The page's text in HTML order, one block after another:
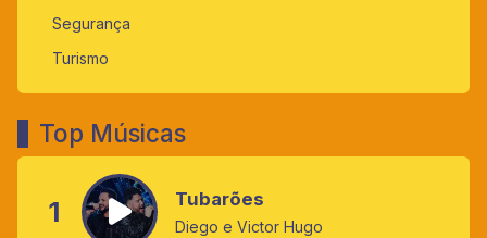
Segurança
Turismo
Top Músicas
1 Tubarões
Diego e Victor Hugo